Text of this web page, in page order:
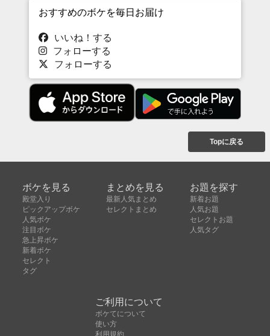
おすすめのボケを毎日お届け
いいね！する
フォローする
フォローする
Topに戻る
ボケを見る
殿堂入り
ピックアップボケ
人気ボケ
注目ボケ
急上昇ボケ
新着ボケ
セレクト
タグ
まとめを見る
最新人気まとめ
セレクトまとめ
お題を探す
新着お題
人気お題
セレクトお題
人気タグ
ご利用について
ボケてについて
使い方
利用規約